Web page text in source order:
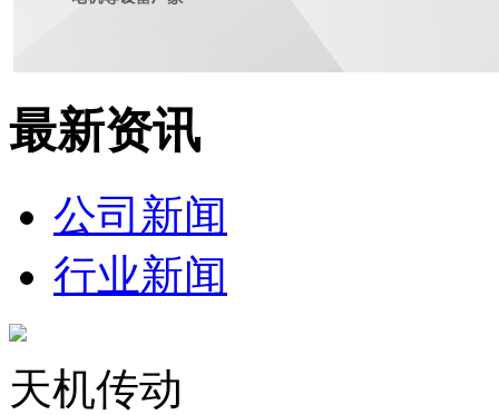
最新资讯
公司新闻
行业新闻
天机传动